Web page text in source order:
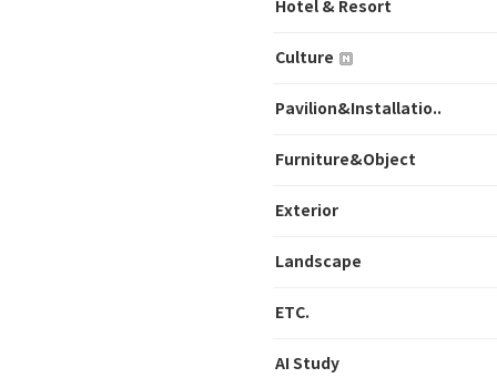
Hotel & Resort
Culture
Pavilion&Installatio..
Furniture&Object
Exterior
Landscape
ETC.
AI Study